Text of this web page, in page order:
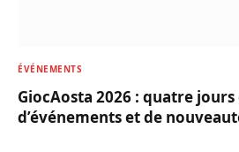
ÉVÉNEMENTS
GiocAosta 2026 : quatre jours
d’événements et de